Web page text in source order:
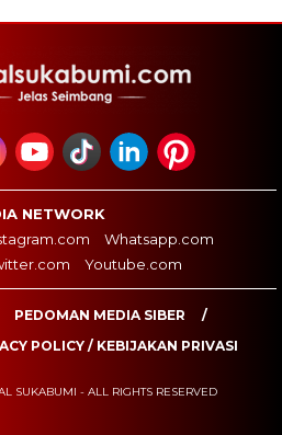
NETWORK
Whatsapp.com
Youtube.com
PEDOMAN MEDIA SIBER
POLICY / KEBIJAKAN PRIVASI
SUKABUMI - ALL RIGHTS RESERVED